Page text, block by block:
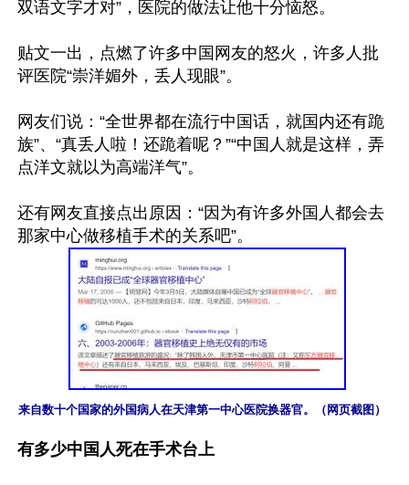
双语文字才对”，医院的做法让他十分恼怒。
贴文一出，点燃了许多中国网友的怒火，许多人批
评医院“崇洋媚外，丢人现眼”。
网友们说：“全世界都在流行中国话，就国内还有跪
族”、“真丢人啦！还跪着呢？”“中国人就是这样，弄
点洋文就以为高端洋气”。
还有网友直接点出原因：“因为有许多外国人都会去
来自数十个国家的外国病人在天津第一中心医院换器官。（网页截图）
有多少中国人死在手术台上